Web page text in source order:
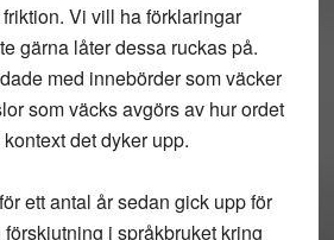
Vi vill ha förklaringar
gärna låter dessa ruckas på.
med innebörder som väcker
som väcks avgörs av hur ordet
det dyker upp.
ett antal år sedan gick upp för
förskjutning i språkbruket kring